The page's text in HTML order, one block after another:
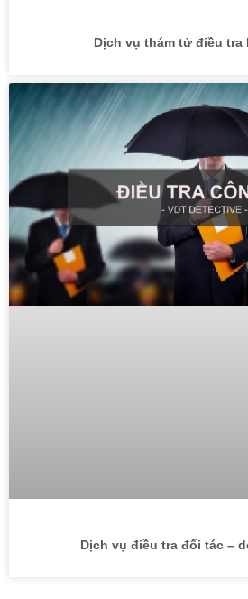
Dịch vụ thám tử điều tra
Dịch vụ điều tra đối tác –